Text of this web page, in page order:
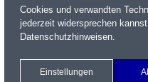
Name / WKN / ISIN / Kürzel
Xetra Realtime
Watchlist
Cookies und verwandten
jederzeit widersprechen
Datenschutzhinweisen.
Einstellungen